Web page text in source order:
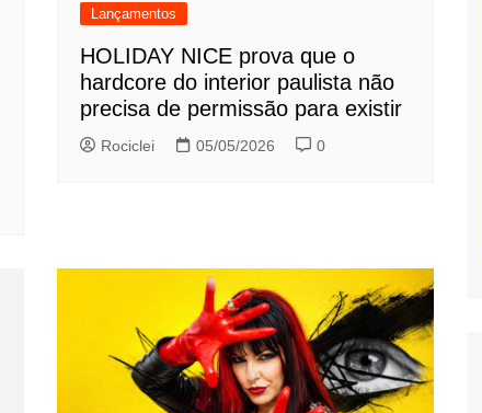
Lançamentos
HOLIDAY NICE prova que o
hardcore do interior paulista não
precisa de permissão para existir
Rociclei 05/05/2026 0